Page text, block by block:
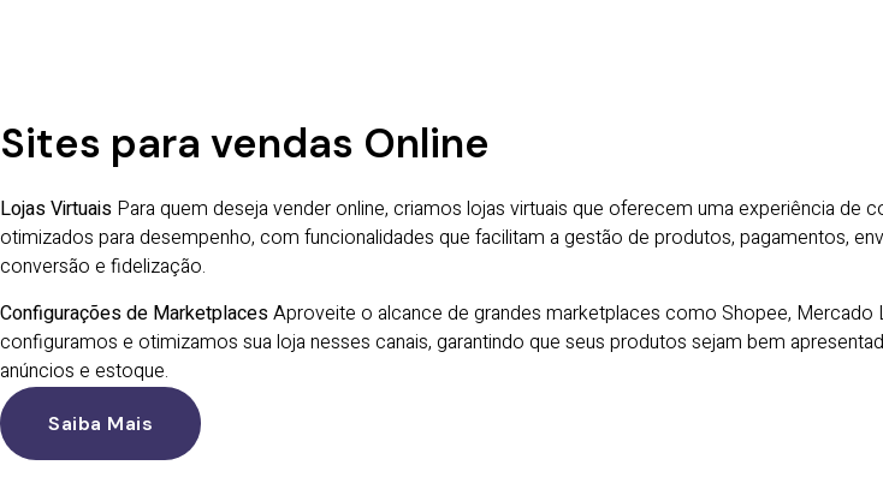
Sites para vendas Online
Lojas Virtuais Para quem deseja vender online, criamos lojas virtuais que oferecem uma experiência de
otimizados para desempenho, com funcionalidades que facilitam a gestão de produtos, pagamentos,
conversão e fidelização.
Configurações de MarketplacesAproveite o alcance de grandes marketplaces como Shopee, Mercado
configuramos e otimizamos sua loja nesses canais, garantindo que seus produtos sejam bem
anúncios e estoque.
Saiba Mais